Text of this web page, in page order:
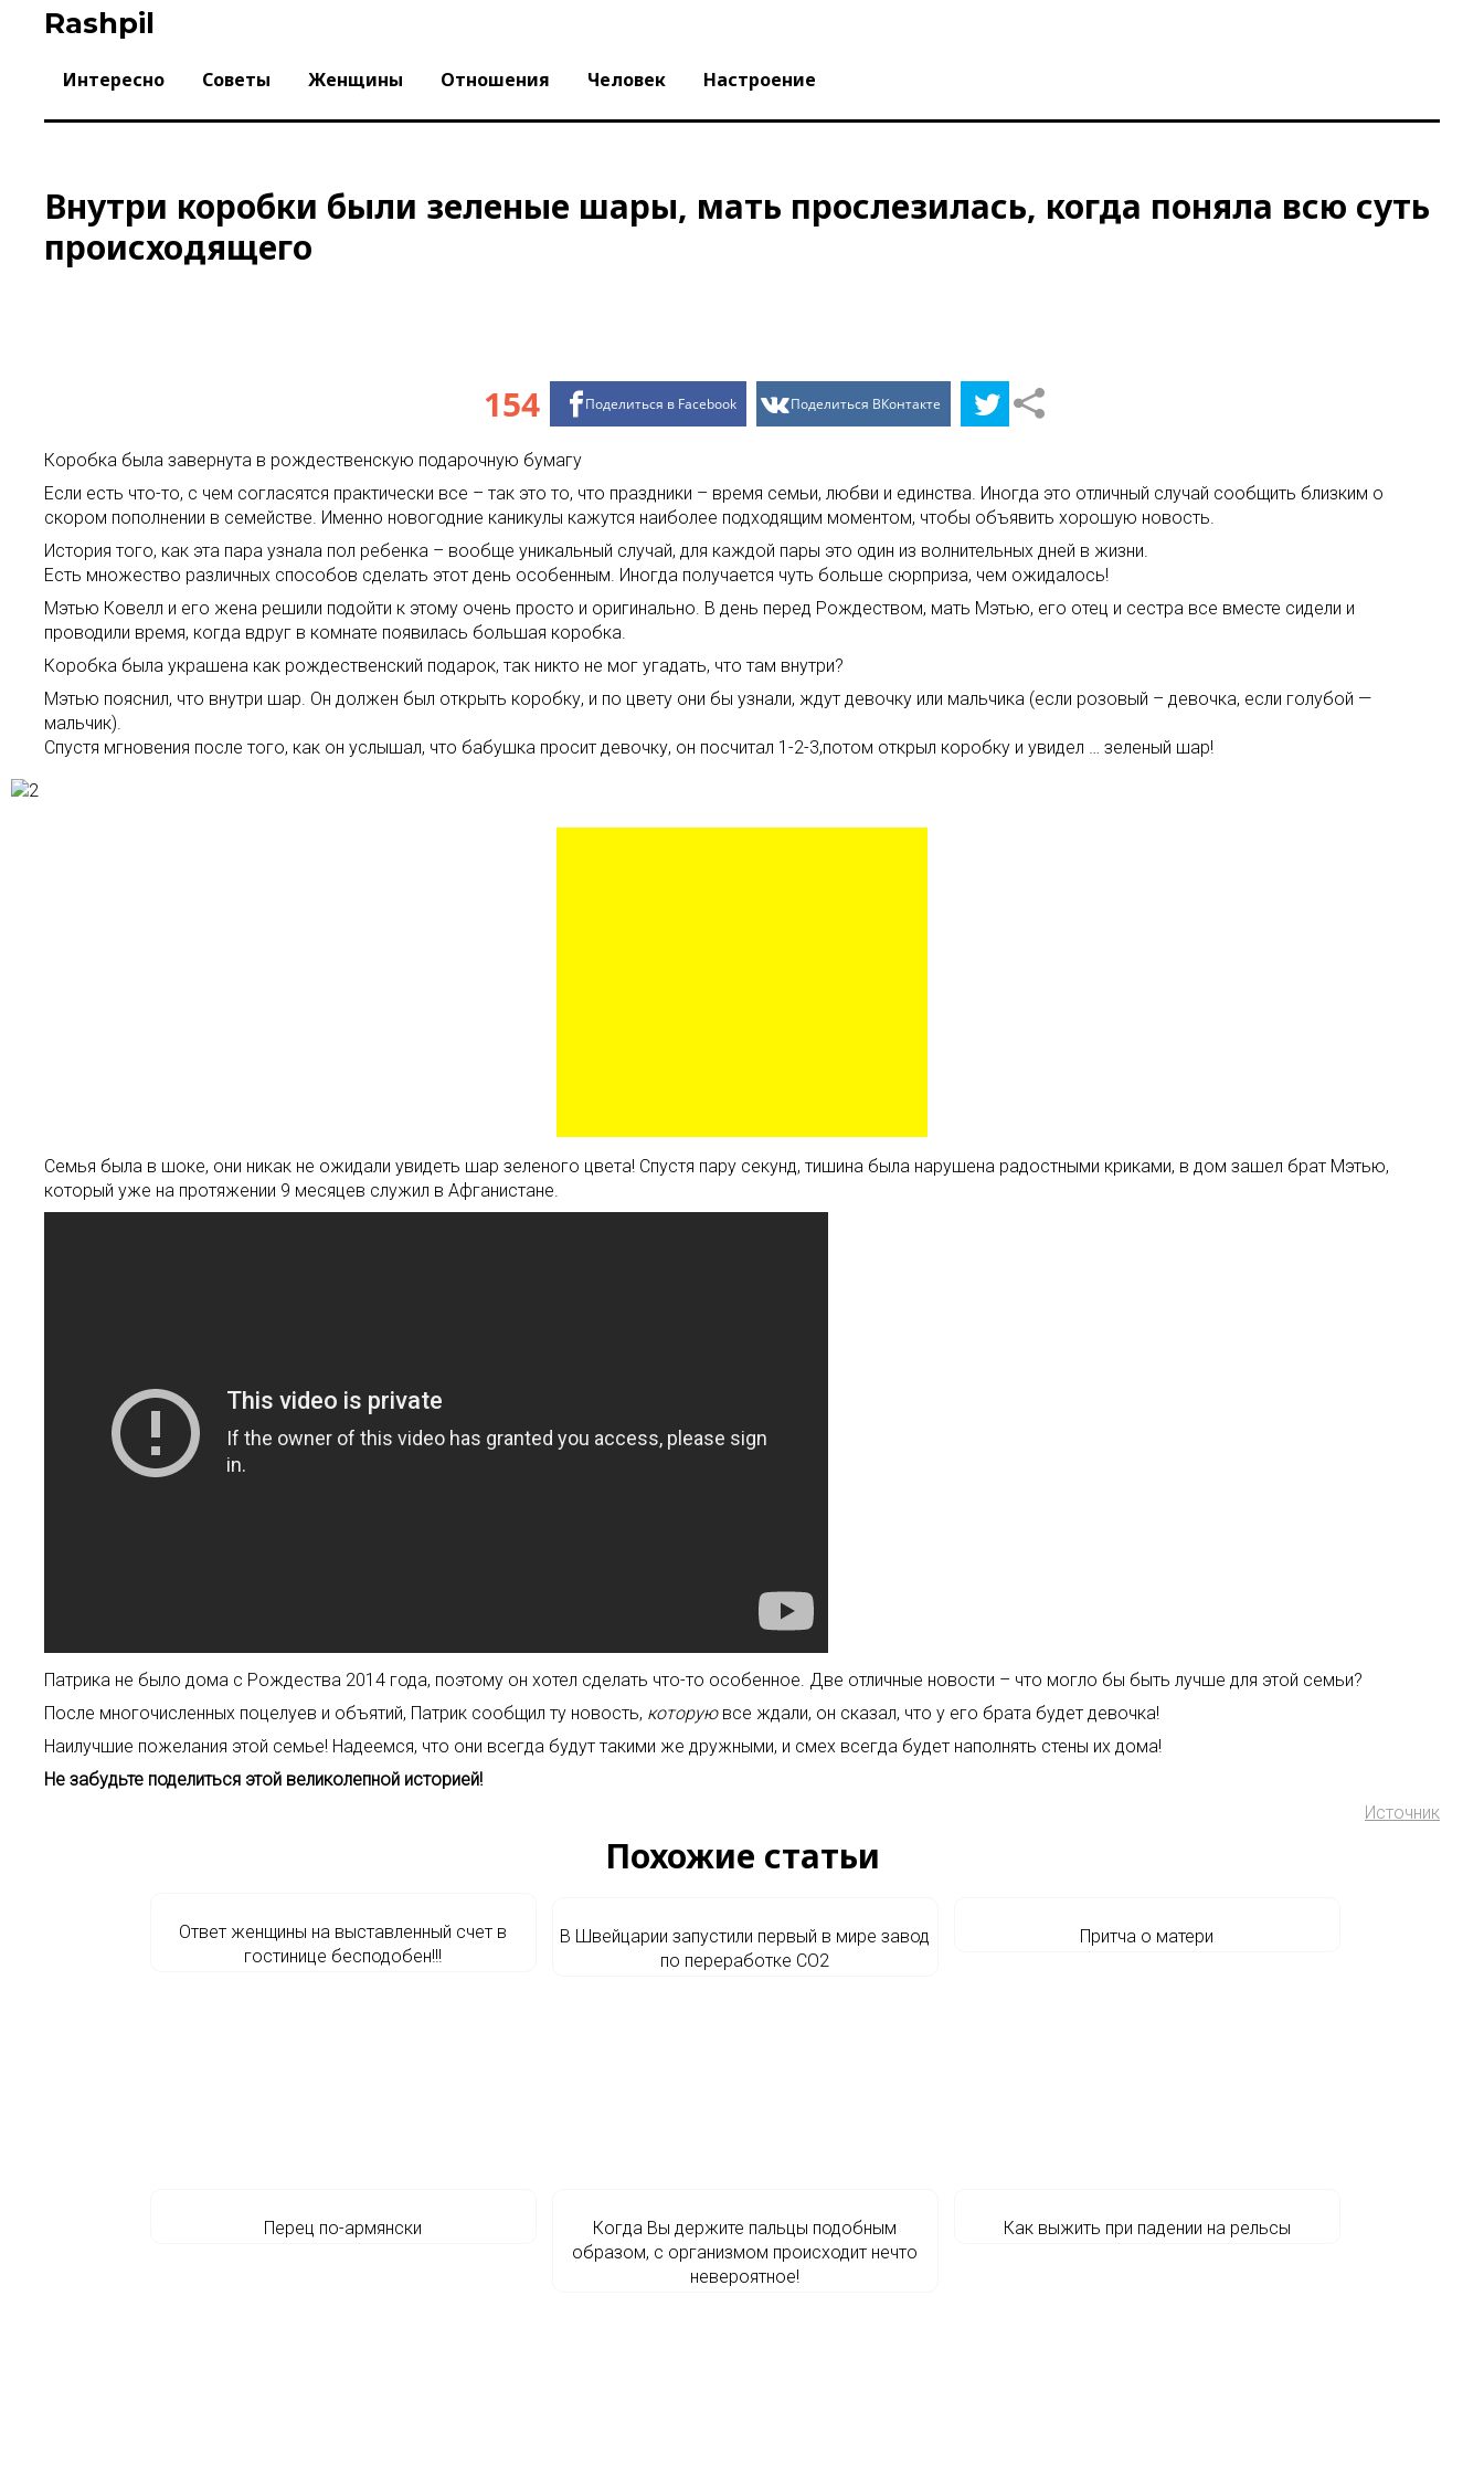
Rashpil
Интересно Советы Женщины Отношения Человек Настроение
Внутри коробки были зеленые шары, мать прослезилась, когда поняла всю суть
происходящего
154 Поделиться в Facebook Поделиться ВКонтакте
Коробка была завернута в рождественскую подарочную бумагу
Если есть что-то, с чем согласятся практически все – так это то, что праздники – время семьи, любви и единства. Иногда это отличный случай сообщить близким о
скором пополнении в семействе. Именно новогодние каникулы кажутся наиболее подходящим моментом, чтобы объявить хорошую новость.
История того, как эта пара узнала пол ребенка – вообще уникальный случай, для каждой пары это один из волнительных дней в жизни.
Есть множество различных способов сделать этот день особенным. Иногда получается чуть больше сюрприза, чем ожидалось!
Мэтью Ковелл и его жена решили подойти к этому очень просто и оригинально. В день перед Рождеством, мать Мэтью, его отец и сестра все вместе сидели и
проводили время, когда вдруг в комнате появилась большая коробка.
Коробка была украшена как рождественский подарок, так никто не мог угадать, что там внутри?
Мэтью пояснил, что внутри шар. Он должен был открыть коробку, и по цвету они бы узнали, ждут девочку или мальчика (если розовый – девочка, если голубой —
мальчик).
Спустя мгновения после того, как он услышал, что бабушка просит девочку, он посчитал 1-2-3,потом открыл коробку и увидел … зеленый шар!
Семья была в шоке, они никак не ожидали увидеть шар зеленого цвета! Спустя пару секунд, тишина была нарушена радостными криками, в дом зашел брат Мэтью,
который уже на протяжении 9 месяцев служил в Афганистане.
Патрика не было дома с Рождества 2014 года, поэтому он хотел сделать что-то особенное. Две отличные новости – что могло бы быть лучше для этой семьи?
После многочисленных поцелуев и объятий, Патрик сообщил ту новость, которуювсе ждали, он сказал, что у его брата будет девочка!
Наилучшие пожелания этой семье! Надеемся, что они всегда будут такими же дружными, и смех всегда будет наполнять стены их дома!
Не забудьте поделиться этой великолепной историей!
Источник
Похожие статьи
Ответ женщины на выставленный счет в
гостинице бесподобен!!!
В Швейцарии запустили первый в мире завод
по переработке CO2
Притча о матери
Перец по-армянски
Когда Вы держите пальцы подобным
образом, с организмом происходит нечто
невероятное!
Как выжить при падении на рельсы